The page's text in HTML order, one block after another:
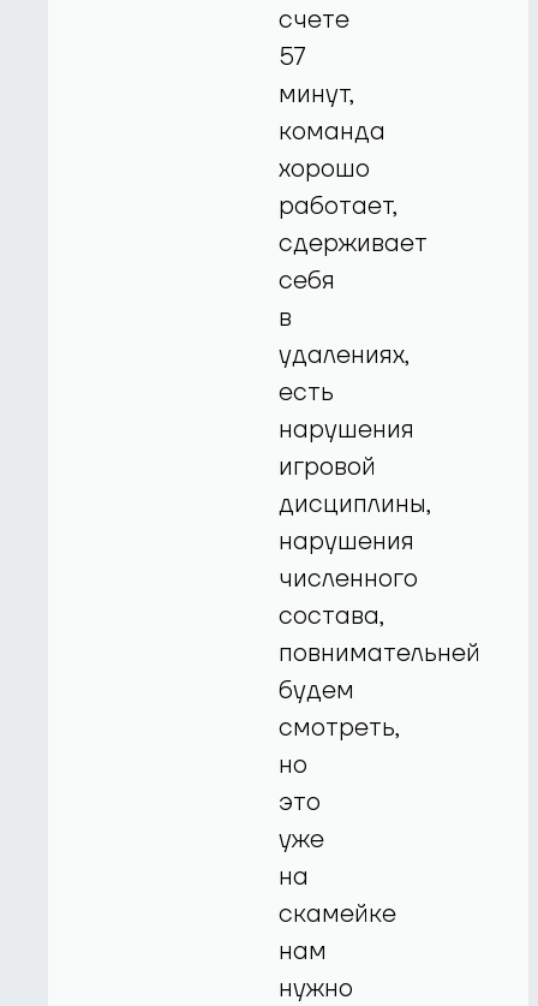
счете
57
минут,
команда
хорошо
работает,
сдерживает
себя
в
удалениях,
есть
нарушения
игровой
дисциплины,
нарушения
численного
состава,
повнимательней
будем
смотреть,
но
это
уже
на
скамейке
нам
нужно